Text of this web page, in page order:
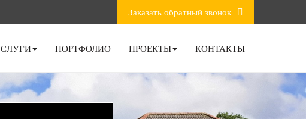
Заказать обратный звонок
ПОРТФОЛИО ПРОЕКТЫ КОНТАКТЫ